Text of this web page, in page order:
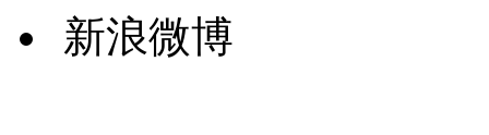
新浪微博